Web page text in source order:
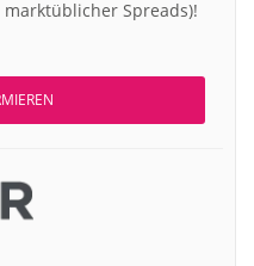
Spreads)!